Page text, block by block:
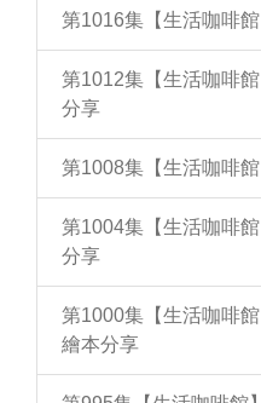
第1016集【生活咖啡
第1012集【生活咖啡
分享
第1008集【生活咖啡
第1004集【生活咖啡
分享
第1000集【生活咖啡
繪本分享